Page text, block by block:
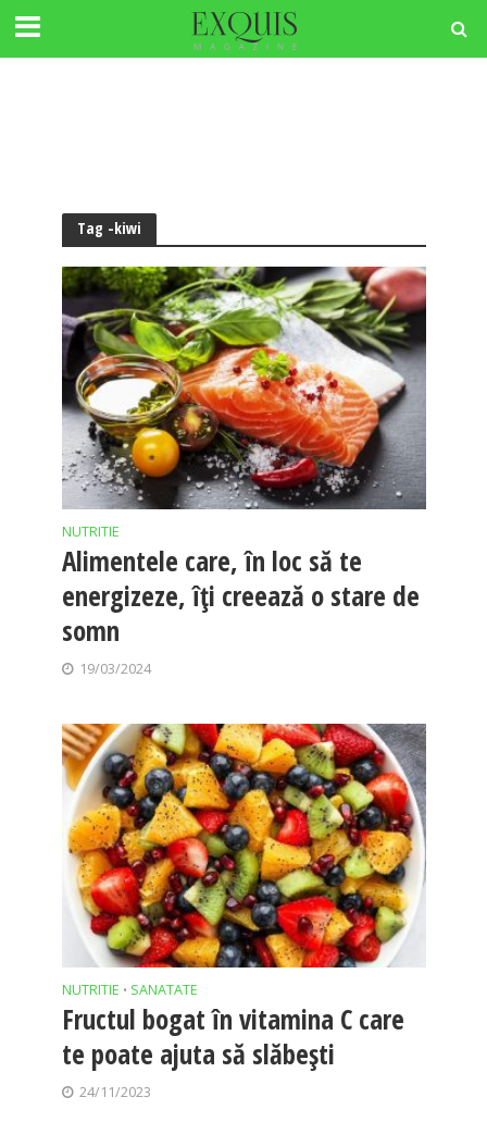
Tag -kiwi
NUTRITIE
Alimentele care, în loc să te
energizeze, îți creează o stare de
somn
19/03/2024
NUTRITIE • SANATATE
Fructul bogat în vitamina C care
te poate ajuta să slăbești
24/11/2023